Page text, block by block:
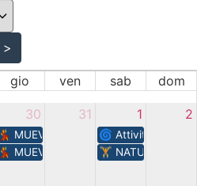
>
gio ven sab dom
di Senza Confini
della natura
estivi
30
💃​ MUEVELO – incontri estivi
💃​ MUEVELO – incontri estivi
31 1
🌀​ Attività –
🏋️​ NATURA IN
2